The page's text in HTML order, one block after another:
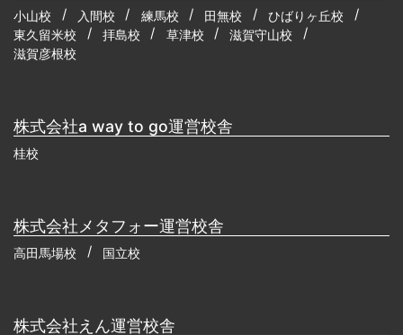
小山校 入間校 練馬校 田無校
ひばりヶ丘校
東久留米校
拝島校 草津校
滋賀守山校
滋賀彦根校
株式会社a way to go運営校舎
桂校
株式会社メタフォー運営校舎
高田馬場校 国立校
株式会社えん運営校舎